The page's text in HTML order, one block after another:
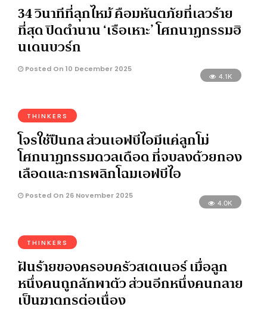
34 วินาทีที่ลุกไหม้ คือมหันตภัยที่เลวร้าย
ที่สุด ปิดตำนาน ‘เรือเหาะ’ โศกนาฏกรรมฮิ
นเดนบวร์ก
Posted On 10 December 2025
4.1K
THINKERS
โจรใช้ปืนกล ส่วนเอฟบีไอมีแค่ลูกโม่
โศกนาฏกรรมดวลเดือด ที่จบลงด้วยกอง
เลือดและการพลิกโฉมเอฟบีไอ
Posted On 26 November 2025
4.0K
THINKERS
ฝันร้ายของครอบครัวสเตเนอร์ เมื่อลูก
หนึ่งคนถูกลักพาตัว ส่วนอีกหนึ่งคนกลาย
เป็นฆาตกรต่อเนื่อง